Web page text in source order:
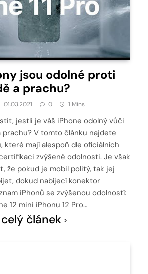
jsou odolné proti
a prachu?
01.03.2021 0 1 Mins
jestli je váš iPhone odolný vůči
prachu? V tomto článku najdete
které mají alespoň dle oficiálních
zvýšené odolnosti. Je však
že pokud je mobil politý, tak jej
dokud nabíjecí konektor
iPhonů se zvýšenou odolností:
12 mini iPhonu 12 Pro…
článek